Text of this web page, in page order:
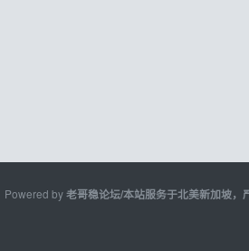
Powered by老哥稳论坛/本站服务于北美新加坡，